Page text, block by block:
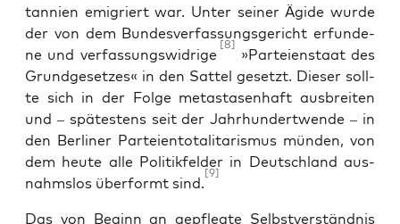
tan­ni­en emi­griert war. Unter sei­ner Ägi­de wur­de
der von dem Bun­des­ver­fas­sungs­ge­richt erfun­de­
ne und ver­fas­sungs­wid­ri­ge
[8]
»Par­tei­en­staat des
Grund­ge­set­zes« in den Sat­tel gesetzt. Die­ser soll­
te sich in der Fol­ge meta­sta­sen­haft aus­brei­ten
und – spä­tes­tens seit der Jahr­hun­dert­wen­de – in
den Ber­li­ner Par­tei­en­to­ta­li­ta­ris­mus mün­den, von
dem heu­te alle Poli­tik­fel­der in Deutsch­land aus­
nahms­los über­formt sind.
[9]
Das von Beginn an gepfleg­te Selbst­ver­ständ­nis